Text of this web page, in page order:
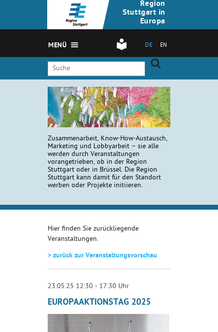
Region
Stuttgart in
Europa
DE EN
MENÜ
Zusammenarbeit, Know-How-Austausch,
Marketing und Lobbyarbeit – sie alle
werden durch Veranstaltungen
vorangetrieben, ob in der Region
Stuttgart oder in Brüssel. Die Region
Stuttgart kann damit für den Standort
werben oder Projekte initiieren.
Hier finden Sie zurückliegende
Veranstaltungen.
> zurück zur Veranstaltungsvorschau
23.05.25 12:30 - 17:30 Uhr
EUROPAAKTIONSTAG 2025